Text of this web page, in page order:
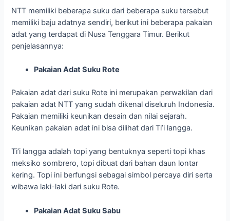
NTT memiliki beberapa suku dari beberapa suku tersebut
memiliki baju adatnya sendiri, berikut ini beberapa pakaian
adat yang terdapat di Nusa Tenggara Timur. Berikut
penjelasannya:
Pakaian Adat Suku Rote
Pakaian adat dari suku Rote ini merupakan perwakilan dari
pakaian adat NTT yang sudah dikenal diseluruh Indonesia.
Pakaian memiliki keunikan desain dan nilai sejarah.
Keunikan pakaian adat ini bisa dilihat dari Ti’i langga.
Ti’i langga adalah topi yang bentuknya seperti topi khas
meksiko sombrero, topi dibuat dari bahan daun lontar
kering. Topi ini berfungsi sebagai simbol percaya diri serta
wibawa laki-laki dari suku Rote.
Pakaian Adat Suku Sabu